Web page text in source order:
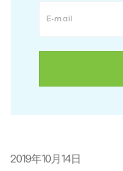
2019年10月14日